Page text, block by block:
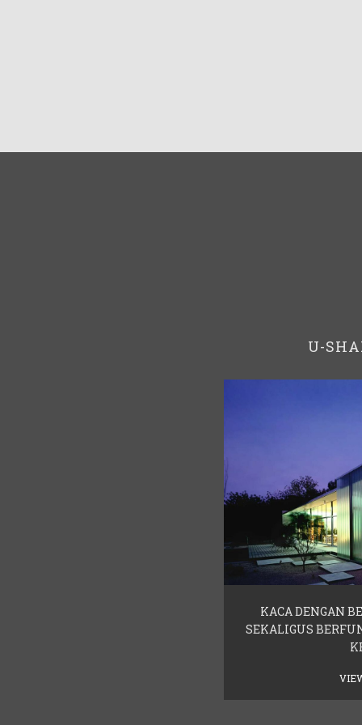
U-
KACA DENGAN
SEKALIGUS